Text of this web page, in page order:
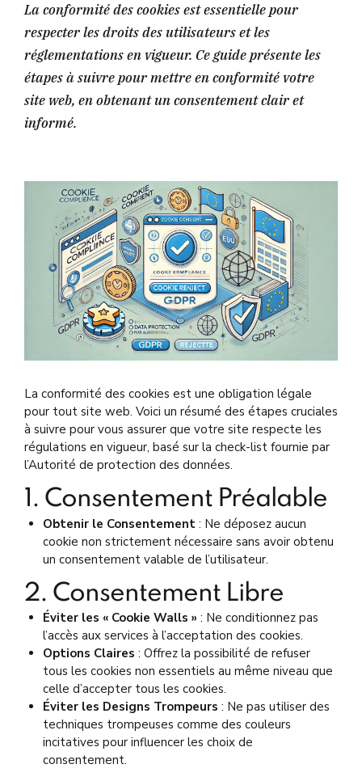
La conformité des cookies est essentielle pour
respecter les droits des utilisateurs et les
réglementations en vigueur. Ce guide présente les
étapes à suivre pour mettre en conformité votre
site web, en obtenant un consentement clair et
informé.
La conformité des cookies est une obligation légale
pour tout site web. Voici un résumé des étapes cruciales
à suivre pour vous assurer que votre site respecte les
régulations en vigueur, basé sur la check-list fournie par
l’Autorité de protection des données.
1. Consentement Préalable
Obtenir le Consentement: Ne déposez aucun
cookie non strictement nécessaire sans avoir obtenu
un consentement valable de l’utilisateur.
2. Consentement Libre
Éviter les « Cookie Walls » : Ne conditionnez pas
l’accès aux services à l’acceptation des cookies.
Options Claires : Offrez la possibilité de refuser
tous les cookies non essentiels au même niveau que
celle d’accepter tous les cookies.
Éviter les Designs Trompeurs : Ne pas utiliser des
techniques trompeuses comme des couleurs
incitatives pour influencer les choix de
consentement.